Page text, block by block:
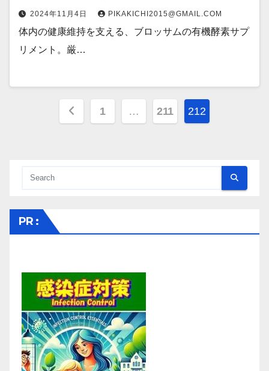
2024年11月4日 PIKAKICHI2015@GMAIL.COM
体内の健康維持を支える、ブロッサムの有機酵素サプ
リメント。厳…
投
ジ
り
1 … 211 212
PR :